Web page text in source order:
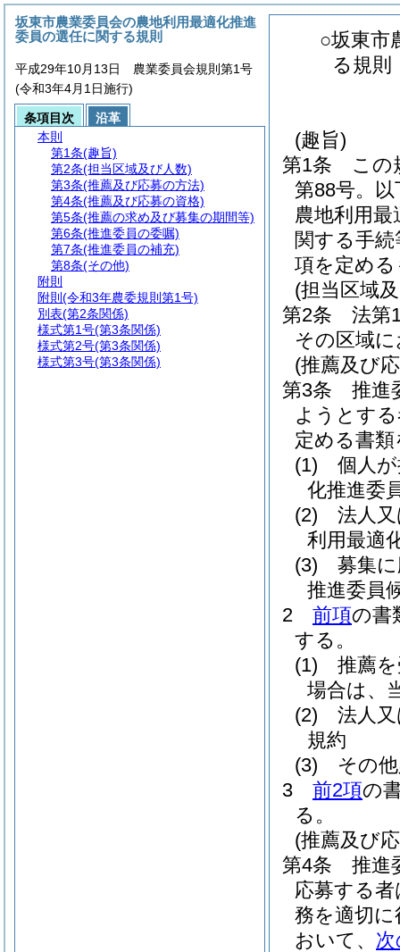
○坂東市
る規則
(趣旨)
第1条
この
第88号。
農地利用最
関する手
項を定め
(担当区域
第2条
法第
その区域
(推薦及び
第3条
推進
ようとす
定める書
(1)
個人
化推進委
(2)
法人
利用最適
(3)
募集
推進委員
2
前項の書
する。
(1)
推薦
場合は、
(2)
法人
規約
(3)
その
3
前2項の
る。
(推薦及び
第4条
推進
応募する
務を適切
おいて、
坂東市農業委員会の農地利用最適化推進
委員の選任に関する規則
平成29年10月13日 農業委員会規則第1号
(令和3年4月1日施行)
条項目次
沿革
本則
第1条(趣旨)
第2条(担当区域及び人数)
第3条(推薦及び応募の方法)
第4条(推薦及び応募の資格)
第5条(推薦の求め及び募集の期間等)
第6条(推進委員の委嘱)
第7条(推進委員の補充)
第8条(その他)
附則
附則 (令和3年農委規則第1号)
別表(第2条関係)
様式第1号(第3条関係)
様式第2号(第3条関係)
様式第3号(第3条関係)